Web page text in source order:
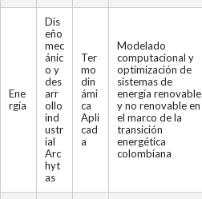
Ene
rgía
Dis
eño
mec
ánic
o y
des
arr
ollo
ind
ustr
ial
Arc
hyt
as
Ter
mo
din
ámi
ca
Apli
cad
a
Modelado
computacional y
optimización de
sistemas de
energía renovable
y no renovable en
el marco de la
transición
energética
colombiana